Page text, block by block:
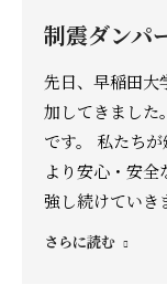
制震ダンパ
先日、早稲田大
加してきました
です。 私たち
より安心・安
強し続けてい
さらに読む